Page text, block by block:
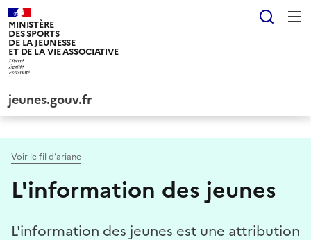
MINISTÈRE
DES SPORTS
DE LA JEUNESSE
ET DE LA VIE ASSOCIATIVE
jeunes.gouv.fr
Voir le fil d’ariane
L'information des jeunes
L'information des jeunes est une attribution
Panneau de gestion des cookies tarteaucitron